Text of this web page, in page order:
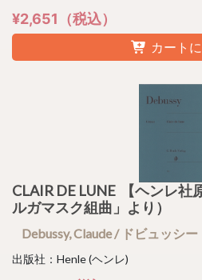
¥2,651（税込）
カート
CLAIR DE LUNE 【ヘンレ社
ルガマスク組曲」より）
Debussy, Claude / ドビュッシー
出版社：Henle (ヘンレ)